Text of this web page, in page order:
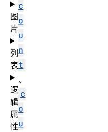
c
o
u
n
t
、
c
o
u
图
片
列
表
逻
辑
属
性